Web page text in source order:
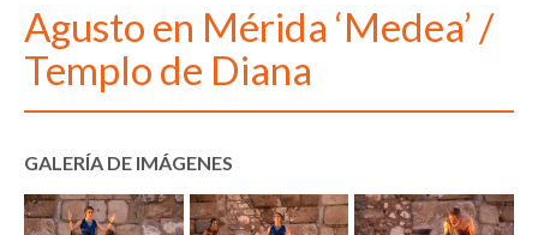
Agusto en Mérida ‘Medea’ /
Templo de Diana
GALERÍA DE IMÁGENES